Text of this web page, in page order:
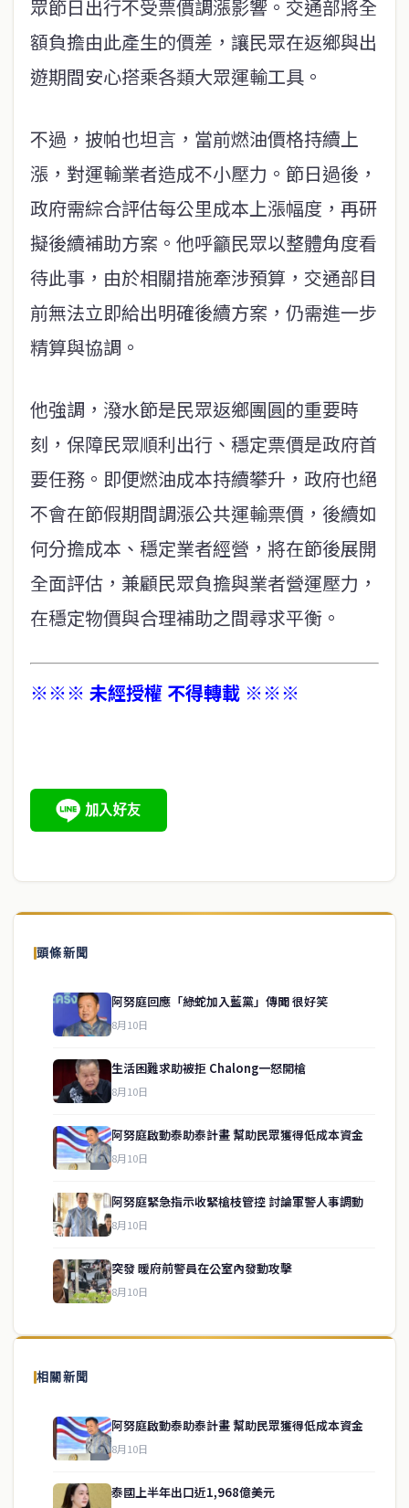
眾節日出行不受票價調漲影響。交通部將全
額負擔由此產生的價差，讓民眾在返鄉與出
遊期間安心搭乘各類大眾運輸工具。
不過，披帕也坦言，當前燃油價格持續上
漲，對運輸業者造成不小壓力。節日過後，
政府需綜合評估每公里成本上漲幅度，再研
擬後續補助方案。他呼籲民眾以整體角度看
待此事，由於相關措施牽涉預算，交通部目
前無法立即給出明確後續方案，仍需進一步
精算與協調。
他強調，潑水節是民眾返鄉團圓的重要時
刻，保障民眾順利出行、穩定票價是政府首
要任務。即便燃油成本持續攀升，政府也絕
不會在節假期間調漲公共運輸票價，後續如
何分擔成本、穩定業者經營，將在節後展開
全面評估，兼顧民眾負擔與業者營運壓力，
在穩定物價與合理補助之間尋求平衡。
※※※ 未經授權 不得轉載 ※※※
頭條新聞
阿努庭回應「綠蛇加入藍黨」傳聞 很好笑
8月10日
生活困難求助被拒 Chalong一怒開槍
8月10日
阿努庭啟動泰助泰計畫 幫助民眾獲得低成本資金
8月10日
阿努庭緊急指示收緊槍枝管控 討論軍警人事調動
8月10日
突發 暖府前警員在公室內發動攻擊
8月10日
相關新聞
阿努庭啟動泰助泰計畫 幫助民眾獲得低成本資金
8月10日
泰國上半年出口近1,968億美元
關於我們
泰國中文新聞（TCN）是一家總部設於曼谷的中文新聞媒體，致力於
供即時、客觀、多元的中文新聞內容。
service@thaichinesenews.com